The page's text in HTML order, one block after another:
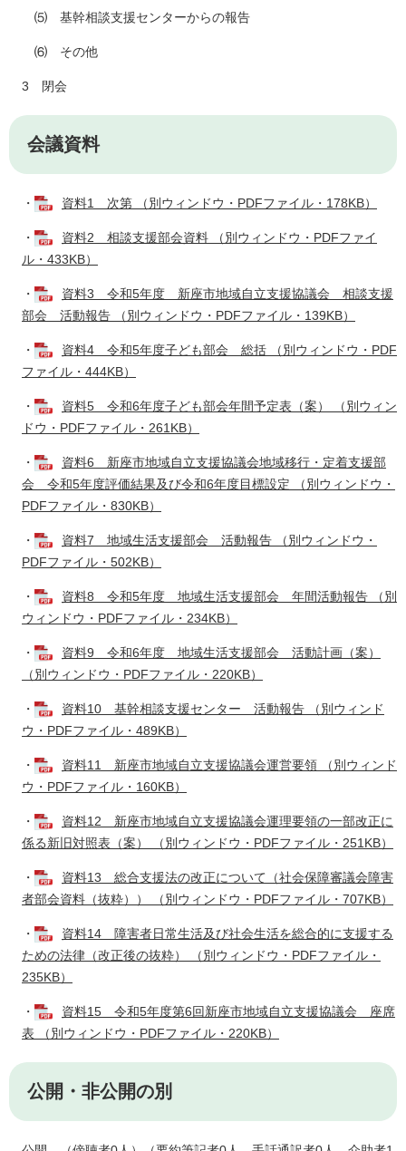
⑸ 基幹相談支援センターからの報告
⑹ その他
3 閉会
会議資料
・ 資料1 次第 （別ウィンドウ・PDFファイル・178KB）
・
資料2 相談支援部会資料 （別ウィンドウ・PDFファイ
ル・433KB）
・
資料3 令和5年度 新座市地域自立支援協議会 相談支援
部会 活動報告 （別ウィンドウ・PDFファイル・139KB）
・
資料4 令和5年度子ども部会 総括 （別ウィンドウ・PDF
ファイル・444KB）
・
資料5 令和6年度子ども部会年間予定表（案） （別ウィン
ドウ・PDFファイル・261KB）
・
資料6 新座市地域自立支援協議会地域移行・定着支援部
会 令和5年度評価結果及び令和6年度目標設定 （別ウィンドウ・
PDFファイル・830KB）
・
資料7 地域生活支援部会 活動報告 （別ウィンドウ・
PDFファイル・502KB）
・
資料8 令和5年度 地域生活支援部会 年間活動報告 （別
ウィンドウ・PDFファイル・234KB）
・
資料9 令和6年度 地域生活支援部会 活動計画（案）
（別ウィンドウ・PDFファイル・220KB）
・
資料10 基幹相談支援センター 活動報告 （別ウィンド
ウ・PDFファイル・489KB）
・
資料11 新座市地域自立支援協議会運営要領 （別ウィンド
ウ・PDFファイル・160KB）
・
資料12 新座市地域自立支援協議会運理要領の一部改正に
係る新旧対照表（案） （別ウィンドウ・PDFファイル・251KB）
・
資料13 総合支援法の改正について（社会保障審議会障害
者部会資料（抜粋）） （別ウィンドウ・PDFファイル・707KB）
・
資料14 障害者日常生活及び社会生活を総合的に支援する
ための法律（改正後の抜粋） （別ウィンドウ・PDFファイル・
235KB）
・
資料15 令和5年度第6回新座市地域自立支援協議会 座席
表 （別ウィンドウ・PDFファイル・220KB）
公開・非公開の別